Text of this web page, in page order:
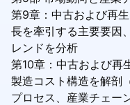
第9章：中古および再
長を牽引する主要要因
レンドを分析
第10章：中古および再
製造コスト構造を解剖
プロセス、産業チェー